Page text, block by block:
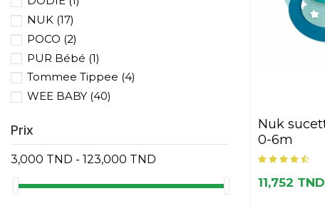
nuk sucette signature
0-6m
11,752 TND
NUK (17)
POCO (2)
PUR Bébé (1)
Tommee Tippee (4)
WEE BABY (40)
Prix
3,000 TND - 123,000 TND